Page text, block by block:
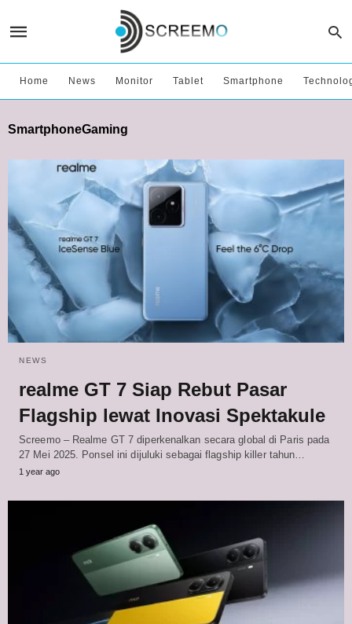
Home News Monitor Tablet Smartphone
SmartphoneGaming
NEWS
realme GT 7 Siap Rebut Pasar
Flagship lewat Inovasi Spektakule
Screemo – Realme GT 7 diperkenalkan secara global di Paris pada
27 Mei 2025. Ponsel ini dijuluki sebagai flagship killer tahun…
1 year ago